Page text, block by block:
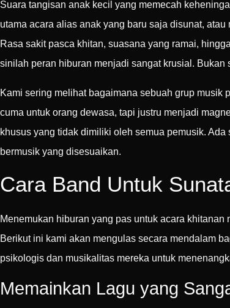
Suara tangisan anak kecil yang memecah
utama acara alias anak yang baru saja disunat,
Rasa sakit pasca khitan, suasana yang ramai,
sinilah peran hiburan menjadi sangat krusial.
Kami sering melihat bagaimana sebuah grup musik
cuma untuk orang dewasa, tapi justru menjadi
khusus yang tidak dimiliki oleh semua pemusik.
bermusik yang disesuaikan.
Cara Band Untuk
Menemukan hiburan yang pas untuk acara
Berikut ini kami akan mengulas secara mendalam
psikologis dan musikalitas mereka untuk
Memainkan Lagu yang